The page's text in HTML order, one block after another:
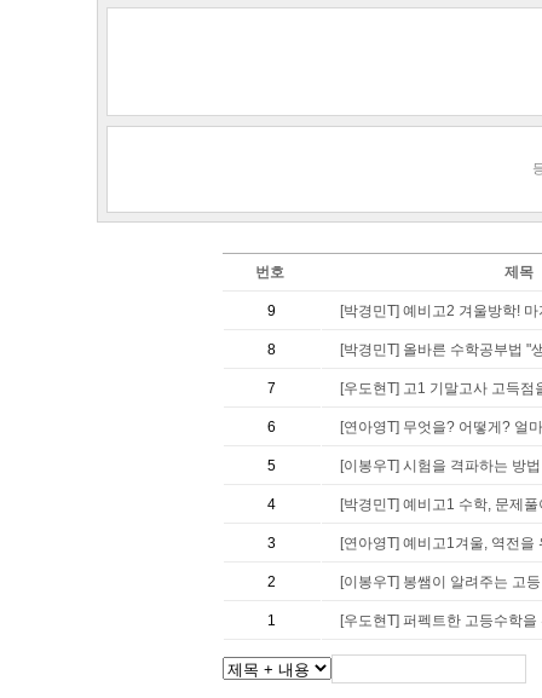
번호 제목
9 [박경민T] 예비고2 겨울방학!
8 [박경민T] 올바른 수학공부법 "
7 [우도현T] 고1 기말고사 고득점
6 [연아영T] 무엇을? 어떻게? 얼
5 [이봉우T] 시험을 격파하는 방
4 [박경민T] 예비고1 수학, 문제
3 [연아영T] 예비고1겨울, 역전을
2 [이봉우T] 봉쌤이 알려주는 고
1 [우도현T] 퍼펙트한 고등수학